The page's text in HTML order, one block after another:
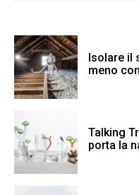
Isolare il
meno
Talking
porta la